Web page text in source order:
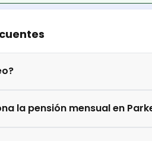
la pensión mensual en